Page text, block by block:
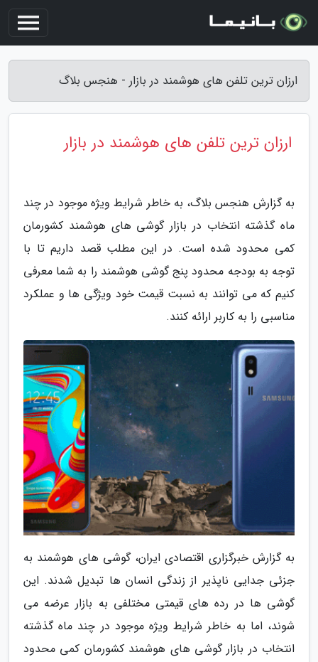
ارزان ترین تلفن های هوشمند در بازار - هنجس بلاگ
ارزان ترین تلفن های هوشمند در بازار
به گزارش هنجس بلاگ، به خاطر شرایط ویژه موجود در چند
ماه گذشته انتخاب در بازار گوشی های هوشمند کشورمان
کمی محدود شده است. در این مطلب قصد داریم تا با
توجه به بودجه محدود پنج گوشی هوشمند را به شما معرفی
کنیم که می توانند به نسبت قیمت خود ویژگی ها و عملکرد
مناسبی را به کاربر ارائه کنند.
به گزارش خبرگزاری اقتصادی ایران، گوشی های هوشمند به
جزئی جدایی ناپذیر از زندگی انسان ها تبدیل شدند. این
گوشی ها در رده های قیمتی مختلفی به بازار عرضه می
شوند، اما به خاطر شرایط ویژه موجود در چند ماه گذشته
انتخاب در بازار گوشی های هوشمند کشورمان کمی محدود